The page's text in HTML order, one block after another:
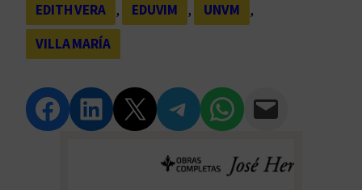
EDITH VERA , EDUVIM , UNVM
,
VILLA MARÍA
Compartir en Facebook Compartir en LinkedIn Compartir en Twitter Compartir en Telegram Compartir en WhatsApp Compartir vía Email